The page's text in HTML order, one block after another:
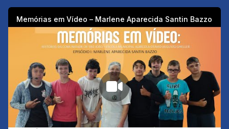
Memórias em Vídeo – Marlene Aparecida Santin Bazzo